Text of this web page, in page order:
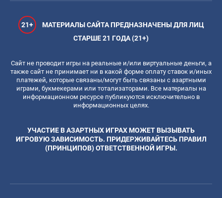
21+
МАТЕРИАЛЫ САЙТА ПРЕДНАЗНАЧЕНЫ ДЛЯ ЛИЦ
СТАРШЕ 21 ГОДА (21+)
Сайт не проводит игры на реальные и/или виртуальные деньги, а
также сайт не принимает ни в какой форме оплату ставок и/иных
платежей, которые связаны/могут быть связаны с азартными
играми, букмекерами или тотализаторами. Все материалы на
информационном ресурсе публикуются исключительно в
информационных целях.
УЧАСТИЕ В АЗАРТНЫХ ИГРАХ МОЖЕТ ВЫЗЫВАТЬ
ИГРОВУЮ ЗАВИСИМОСТЬ. ПРИДЕРЖИВАЙТЕСЬ ПРАВИЛ
(ПРИНЦИПОВ) ОТВЕТСТВЕННОЙ ИГРЫ.